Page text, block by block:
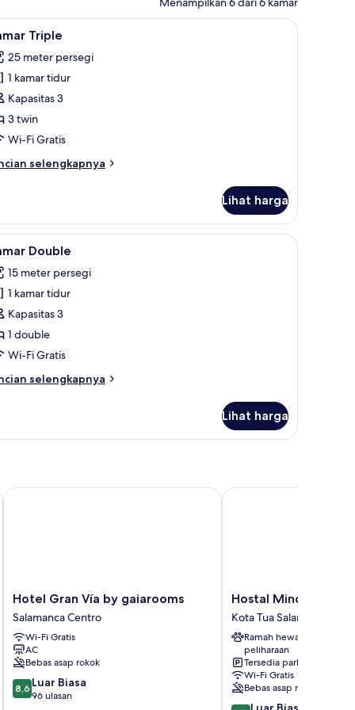
bulu angsa, tirai kedap cahaya, Wi-Fi gratis, dan seprai linen
Kamar Triple | Selimut bulu angsa, tirai
7 Triple
25 meter persegi
1 kamar tidur
Kapasitas 3
3 twin
Wi-Fi Gratis
selengkapnya
Lihat harga
cahaya, Wi-Fi gratis, dan seprai linenKamar Double | Selimut bulu angsa, tirai
8 Double
15 meter persegi
1 kamar tidur
Kapasitas 3
1 double
Wi-Fi Gratis
selengkapnya
Lihat harga
Hotel
Gran
Vía
by
gaiarooms
Salamanca
Centro
Hotel Gran Vía by gaiarooms
Salamanca Centro
Wi-Fi Gratis
AC
Bebas asap rokok
8.6
dari
8,6 Luar Biasa
96 ulasan
Hotel Gran Vía by gaiarooms
Hostal
Mindanao
Kota
Tua
Salamanca
Hostal Mindanao
Kota Tua Salamanca
Ramah hewan
peliharaan
Tersedia parkir
Wi-Fi Gratis
Bebas asap rokok
8.8
Hostal Mindanao